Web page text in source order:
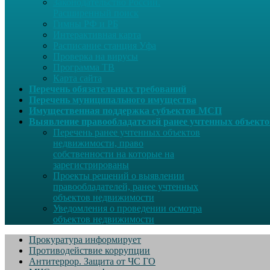
Расписание станция Уфа
Проверка на вирусы
Программа ТВ
Карта сайта
Перечень обязательных требований
Перечень муниципального имущества
Имущественная поддержка субъектов МСП
Выявление правообладателей ранее учтенных
Перечень ранее учтенных объектов
недвижимости, право
собственности на которые на
зарегистрированы
Проекты решений о выявлении
правообладателей, ранее учтенных
объектов недвижимости
Уведомления о проведении осмотра
объектов недвижимости
Прокуратура информирует
Противодействие коррупции
Антитеррор. Защита от ЧС ГО